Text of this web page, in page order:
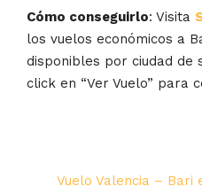
Cómo conseguirlo: Visita
los vuelos económicos a
disponibles por ciudad de
click en “Ver Vuelo” para
Vuelo Valencia – Bari